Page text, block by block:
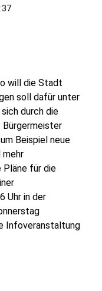
will die Stadt
soll dafür unter
durch die
Beispiel neue
mehr
für die
Uhr in der
Infoveranstaltung